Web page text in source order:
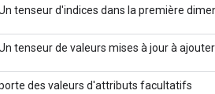
tenseur d'indices dans la première
tenseur de valeurs mises à jour à
des valeurs d'attributs facultatifs